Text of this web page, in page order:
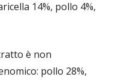
14%, pollo 4%,
è non
pollo 28%,